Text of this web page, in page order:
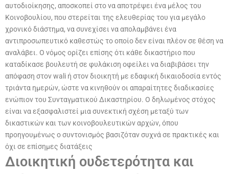
αυτοδιοίκησης, αποσκοπεί στο να αποτρέψει ένα μέλος του
Κοινοβουλίου, που στερείται της ελευθερίας του για μεγάλο
χρονικό διάστημα, να συνεχίσει να απολαμβάνει ένα
αντιπροσωπευτικό καθεστώς το οποίο δεν είναι πλέον σε θέση να
αναλάβει. Ο νόμος ορίζει επίσης ότι κάθε δικαστήριο που
καταδίκασε βουλευτή σε φυλάκιση οφείλει να διαβιβάσει την
απόφαση στον wali ή στον διοικητή με εδαφική δικαιοδοσία εντός
τριάντα ημερών, ώστε να κινηθούν οι απαραίτητες διαδικασίες
ενώπιον του Συνταγματικού Δικαστηρίου. Ο δηλωμένος στόχος
είναι να εξασφαλιστεί μια συνεκτική σχέση μεταξύ των
δικαστικών και των κοινοβουλευτικών αρχών, όπου
προηγουμένως ο συντονισμός βασιζόταν συχνά σε πρακτικές και
όχι σε επίσημες διατάξεις
Διοικητική ουδετερότητα και